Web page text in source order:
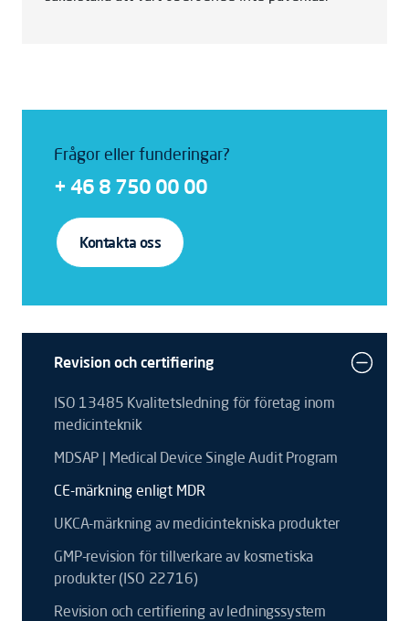
Frågor eller funderingar?
+ 46 8 750 00 00
Kontakta oss
Revision och certifiering
ISO 13485 Kvalitetsledning för företag inom
medicinteknik
MDSAP | Medical Device Single Audit Program
CE-märkning enligt MDR
UKCA-märkning av medicintekniska produkter
GMP-revision för tillverkare av kosmetiska
produkter (ISO 22716)
Revision och certifiering av ledningssystem